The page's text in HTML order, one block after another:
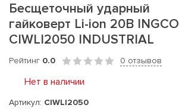
Бесщеточный ударный
гайковерт Li-ion 20B INGCO
CIWLI2050 INDUSTRIAL
Рейтинг 0.0 0 отзывов
Нет в наличии
Артикул: CIWLI2050